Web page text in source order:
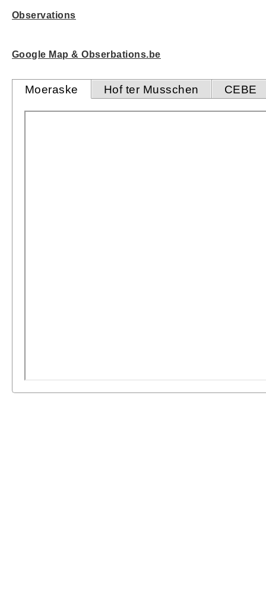
Observations
Google Map & Obserbations.be
Moeraske Hof ter Musschen CEBE